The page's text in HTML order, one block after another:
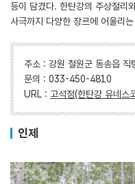
등이 담겼다. 한탄강의 주상절리
사극까지 다양한 장르에 어울리
주소 : 강원 철원군 동송읍 직
문의 : 033-450-4810
URL : 고석정(한탄강 유네스
인제